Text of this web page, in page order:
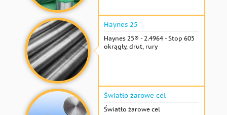
Haynes 25
Haynes 25® - 2.4964 - Stop 605
okrągły, drut, rury
Światło żarowe cel
Światło żarowe cel